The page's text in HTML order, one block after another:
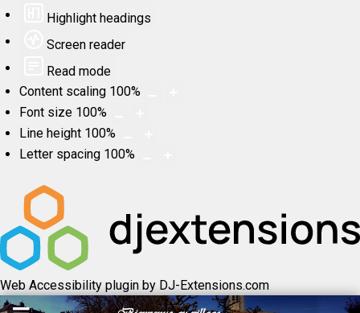
Highlight headings
Screen reader
Read mode
Content scaling 100%
Font size 100%
Line height 100%
Letter spacing 100%
Web Accessibility plugin by DJ-Extensions.com